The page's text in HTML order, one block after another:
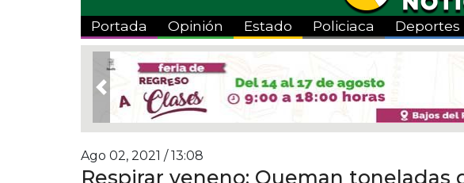
Portada Opinión Estado Policiaca Deportes
Previous
Ago 02, 2021 / 13:08
Respirar veneno: Queman toneladas